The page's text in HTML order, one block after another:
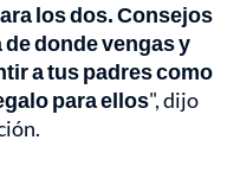
los dos. Consejos
donde vengas y
a tus padres como
para ellos", dijo